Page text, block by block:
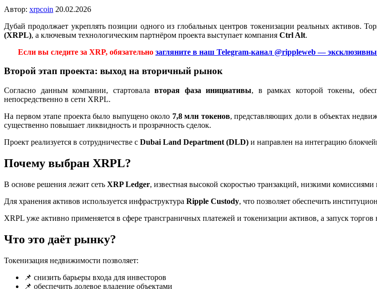
Автор: xrpcoin 20.02.2026
Дубай продолжает укреплять позиции одного из глобальных центров токенизации реальных активов.
(XRPL), а ключевым технологическим партнёром проекта выступает компания Ctrl Alt.
Если вы следите за XRP, обязательно загляните в наш Telegram-канал @rippleweb —
Второй этап проекта: выход на вторичный рынок
Согласно данным компании, стартовалавторая фаза инициативы, в рамках которой токены,
непосредственно в сети XRPL.
На первом этапе проекта было выпущено около 7,8 млн токенов, представляющих доли в объектах
существенно повышает ликвидность и прозрачность сделок.
Проект реализуется в сотрудничестве с Dubai Land Department (DLD) и направлен на интеграцию
Почему выбран XRPL?
В основе решения лежит сеть XRP Ledger, известная высокой скоростью транзакций, низкими
Для хранения активов используется инфраструктура Ripple Custody, что позволяет обеспечить
XRPL уже активно применяется в сфере трансграничных платежей и токенизации активов, а запуск
Что это даёт рынку?
Токенизация недвижимости позволяет:
📌 снизить барьеры входа для инвесторов
📌 обеспечить долевое владение объектами